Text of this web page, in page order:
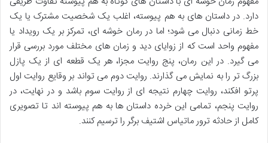
دارد. در داستان های به هم پیوسته، اغلب یک شخصیت مشترک یا یک
خط زمانی دنبال می شود؛ اما در رمان خوشه ای، تمرکز بر یک رویداد یا
مفهوم واحد است که از زوایای دید و زمان های مختلف مورد بررسی قرار
می گیرد. در این رمان، پنج روایت مجزا، هر یک قطعه ای از یک پازل
بزرگ تر را به نمایش می گذارند. روایت دوم می تواند بر وقایع روایت اول
پرتو افکند، روایت چهارم نتیجه ای از روایت سوم باشد و در نهایت، در
روایت پنجم، تمامی این خرده داستان ها به هم پیوسته اند تا تصویری
کامل از حادثه ترور ماتیاس اشتیف برگر را ترسیم کنند.